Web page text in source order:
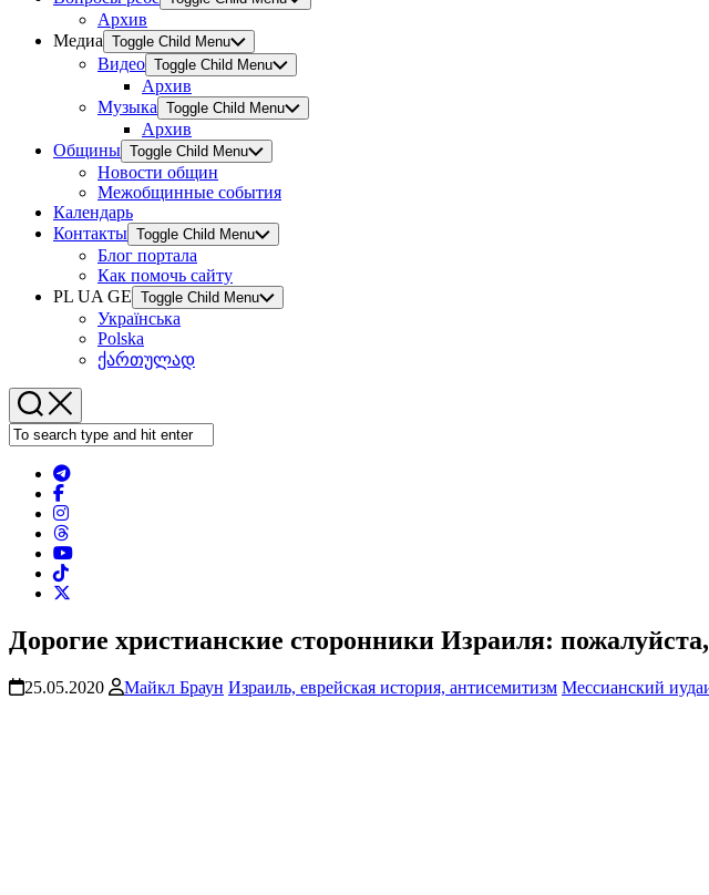
Архив
Медиа Toggle Child Menu
Видео Toggle Child Menu
Архив
Музыка Toggle Child Menu
Архив
Общины Toggle Child Menu
Новости общин
Межобщинные события
Календарь
Контакты Toggle Child Menu
Блог портала
Как помочь сайту
PL UA GE Toggle Child Menu
Українська
Polska
ქართულად
Дорогие христианские сторонники Израиля:
25.05.2020 Майкл Браун Израиль, еврейская история, антисемитизм Мессианский